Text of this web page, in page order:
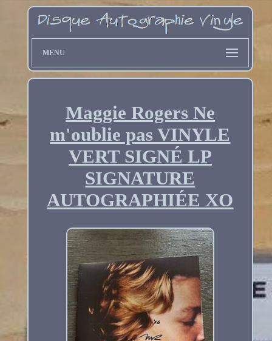
MENU
Maggie Rogers Ne
m'oublie pas VINYLE
VERT SIGNÉ LP
SIGNATURE
AUTOGRAPHIÉE XO